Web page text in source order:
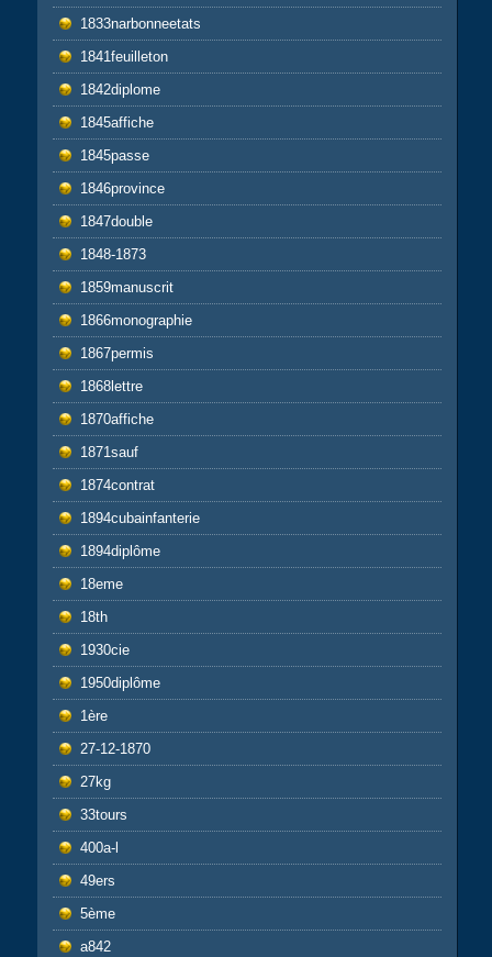
1833narbonneetats
1841feuilleton
1842diplome
1845affiche
1845passe
1846province
1847double
1848-1873
1859manuscrit
1866monographie
1867permis
1868lettre
1870affiche
1871sauf
1874contrat
1894cubainfanterie
1894diplôme
18eme
18th
1930cie
1950diplôme
1ère
27-12-1870
27kg
33tours
400a-l
49ers
5ème
a842